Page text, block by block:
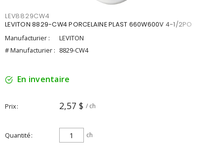
LEV8829CW4
LEVITON 8829-CW4 PORCELAINE PLAST 660W600V 4-1/2PO
Manufacturier :
LEVITON
# Manufacturier : 8829-CW4
En inventaire
Prix 2,57 $ / ch
Quantité ch